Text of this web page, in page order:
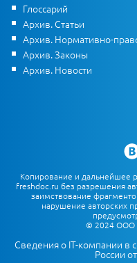
Глоссарий
Архив. Статьи
Архив. Нормативно-
Архив. Законы
Архив. Новости
Копирование и дальнейшее
freshdoc.ru без разрешения
заимствование
нарушение авторских
© 2024 ООО
Сведения о IT-компании в
России